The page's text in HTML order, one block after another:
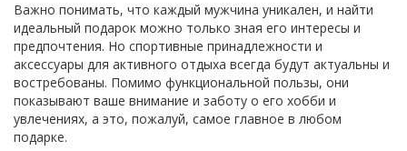
Важно понимать, что каждый мужчина уникален, и найти
идеальный подарок можно только зная его интересы и
предпочтения. Но спортивные принадлежности и
аксессуары для активного отдыха всегда будут актуальны и
востребованы. Помимо функциональной пользы, они
показывают ваше внимание и заботу о его хобби и
увлечениях, а это, пожалуй, самое главное в любом
подарке.